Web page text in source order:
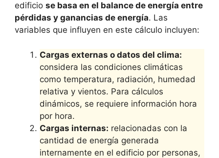
edificio se basa en el balance de energía entre
pérdidas y ganancias de energía. Las
variables que influyen en este cálculo incluyen:
Cargas externas o datos del clima:
considera las condiciones climáticas
como temperatura, radiación, humedad
relativa y vientos. Para cálculos
dinámicos, se requiere información hora
por hora.
Cargas internas: relacionadas con la
cantidad de energía generada
internamente en el edificio por personas,